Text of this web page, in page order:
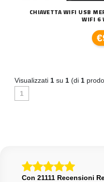
CHIAVETTA WIFI USB
WIFI 6
Visualizzati 1 su 1 (di 1
1
Con 21111 Recensioni